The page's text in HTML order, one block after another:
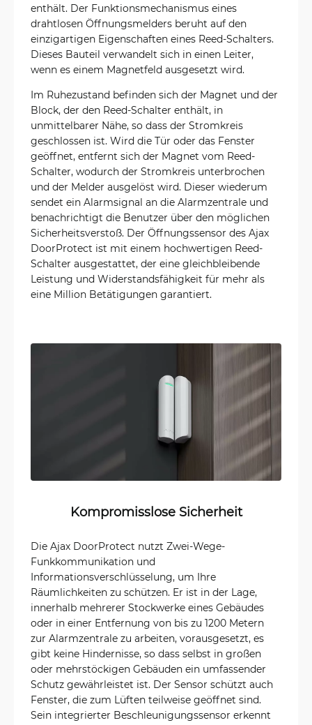
enthält. Der Funktionsmechanismus eines
drahtlosen Öffnungsmelders beruht auf den
einzigartigen Eigenschaften eines Reed-Schalters.
Dieses Bauteil verwandelt sich in einen Leiter,
wenn es einem Magnetfeld ausgesetzt wird.
Im Ruhezustand befinden sich der Magnet und der
Block, der den Reed-Schalter enthält, in
unmittelbarer Nähe, so dass der Stromkreis
geschlossen ist. Wird die Tür oder das Fenster
geöffnet, entfernt sich der Magnet vom Reed-
Schalter, wodurch der Stromkreis unterbrochen
und der Melder ausgelöst wird. Dieser wiederum
sendet ein Alarmsignal an die Alarmzentrale und
benachrichtigt die Benutzer über den möglichen
Sicherheitsverstoß. Der Öffnungssensor des Ajax
DoorProtect ist mit einem hochwertigen Reed-
Schalter ausgestattet, der eine gleichbleibende
Leistung und Widerstandsfähigkeit für mehr als
eine Million Betätigungen garantiert.
Kompromisslose Sicherheit
Die Ajax DoorProtect nutzt Zwei-Wege-
Funkkommunikation und
Informationsverschlüsselung, um Ihre
Räumlichkeiten zu schützen. Er ist in der Lage,
innerhalb mehrerer Stockwerke eines Gebäudes
oder in einer Entfernung von bis zu 1200 Metern
zur Alarmzentrale zu arbeiten, vorausgesetzt, es
gibt keine Hindernisse, so dass selbst in großen
oder mehrstöckigen Gebäuden ein umfassender
Schutz gewährleistet ist. Der Sensor schützt auch
Fenster, die zum Lüften teilweise geöffnet sind.
Sein integrierter Beschleunigungssensor erkennt